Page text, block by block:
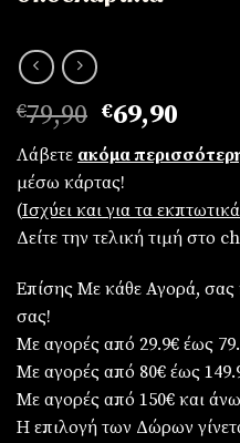
€79,90 Original
price
was:
€79,90.
€69,90
τιμή
είναι:
Λάβετε ακόμα
μέσω κάρτας!
(Iσχύει και για τα
Δείτε την τελική τιμή στο
Επίσης Με κάθε Αγορά, σας
σας!
Με αγορές από 29.9€ έως
Με αγορές από 80€ έως
Με αγορές από 150€ και άνω
Η επιλογή των Δώρων